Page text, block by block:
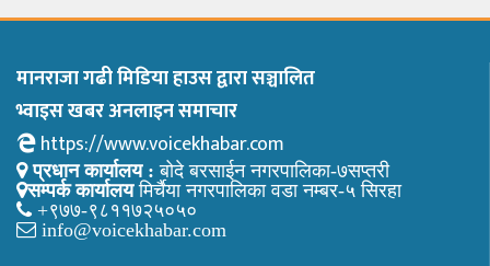
मानराजा गढी मिडिया हाउस द्वारा सञ्चालित
भ्वाइस खबर अनलाइन समाचार
https://www.voicekhabar.com
प्रधान कार्यालय : बोदे बरसाईन नगरपालिका-७सप्तरी
सम्पर्क कार्यालयमिर्चैया नगरपालिका वडा नम्बर-५ सिरहा
+९७७-९८११७२५०५०
info@voicekhabar.com